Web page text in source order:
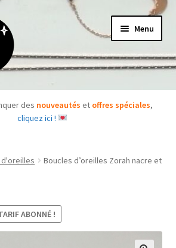
Menu
des nouveautéset offres spéciales,
cliquez ici !
Boucles d’oreilles Zorah nacre et
ABONNÉ !